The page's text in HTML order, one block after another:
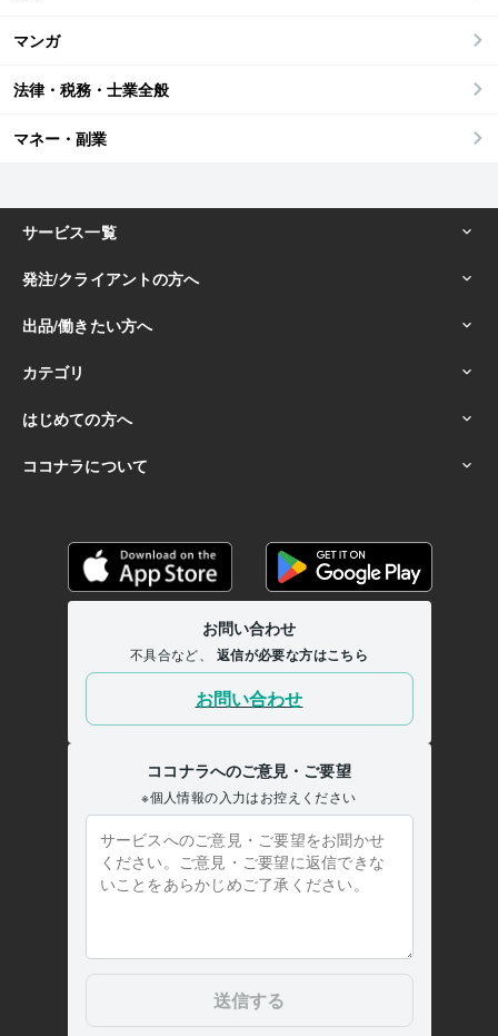
マンガ
法律・税務・士業全般
マネー・副業